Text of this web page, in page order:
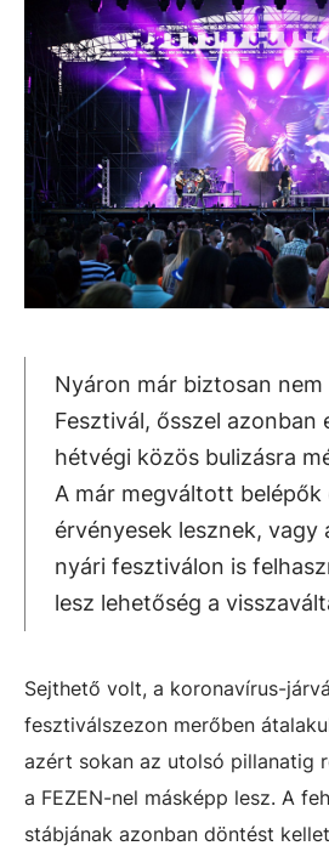
Nyáron már biztosan nem
Fesztivál, ősszel azonban
hétvégi közös bulizásra
A már megváltott belépők
érvényesek lesznek, vagy
nyári fesztiválon is
lesz lehetőség a
Sejthető volt, a koronavírus-
fesztiválszezon merőben
azért sokan az utolsó pillanatig
a FEZEN-nel másképp lesz. A
stábjának azonban döntést